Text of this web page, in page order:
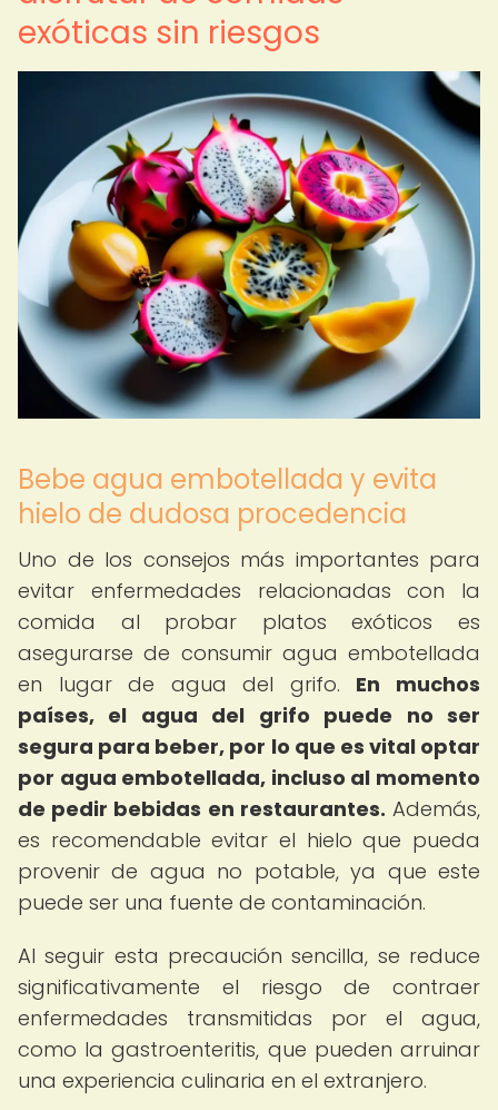
exóticas sin riesgos
Bebe agua embotellada y evita
hielo de dudosa procedencia
Uno de los consejos más importantes para
evitar enfermedades relacionadas con la
comida al probar platos exóticos es
asegurarse de consumir agua embotellada
en lugar de agua del grifo. En muchos
países, el agua del grifo puede no ser
segura para beber, por lo que es vital optar
por agua embotellada, incluso al momento
de pedir bebidas en restaurantes. Además,
es recomendable evitar el hielo que pueda
provenir de agua no potable, ya que este
puede ser una fuente de contaminación.
Al seguir esta precaución sencilla, se reduce
significativamente el riesgo de contraer
enfermedades transmitidas por el agua,
como la gastroenteritis, que pueden arruinar
una experiencia culinaria en el extranjero.